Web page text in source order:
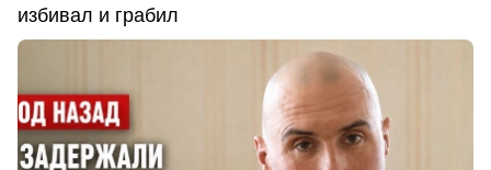
избивал и грабил